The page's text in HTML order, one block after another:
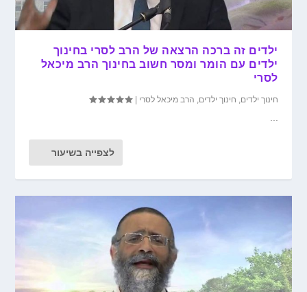
ילדים זה ברכה הרצאה של הרב לסרי בחינוך
ילדים עם הומר ומסר חשוב בחינוך הרב מיכאל
לסרי
חינוך ילדים, חינוך ילדים, הרב מיכאל לסרי |
...
לצפייה בשיעור